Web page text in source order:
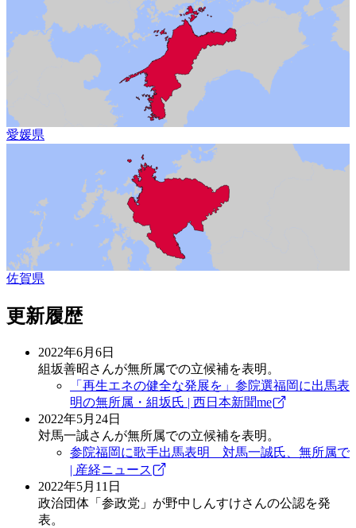
愛媛県
佐賀県
更新履歴
2022年6月6日
組坂善昭さんが無所属での立候補を表明。
「再生エネの健全な発展を」参院選福岡に出馬表
明の無所属・組坂氏 | 西日本新聞me
2022年5月24日
対馬一誠さんが無所属での立候補を表明。
参院福岡に歌手出馬表明 対馬一誠氏、無所属で
| 産経ニュース
2022年5月11日
政治団体「参政党」が野中しんすけさんの公認を発
表。